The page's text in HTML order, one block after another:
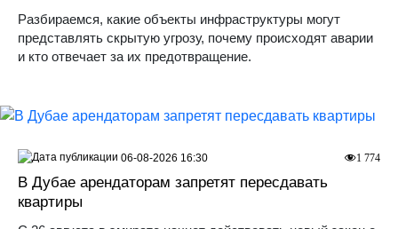
Разбираемся, какие объекты инфраструктуры могут
представлять скрытую угрозу, почему происходят аварии
и кто отвечает за их предотвращение.
В Дубае арендаторам запретят пересдавать
квартиры
1 774
06-08-2026 16:30